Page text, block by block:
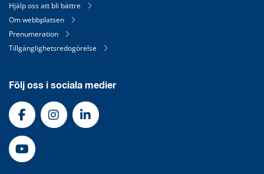
Hjälp oss att bli bättre
Om webbplatsen
Prenumeration
Tillgänglighetsredogörelse
Följ oss i sociala medier